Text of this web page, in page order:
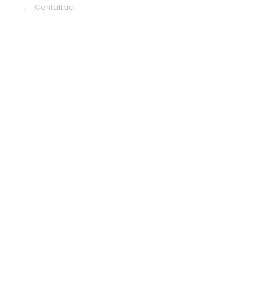
→
Contattaci